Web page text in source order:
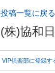
投稿一覧に戻る
(株)協和
VIP倶楽部に登録す